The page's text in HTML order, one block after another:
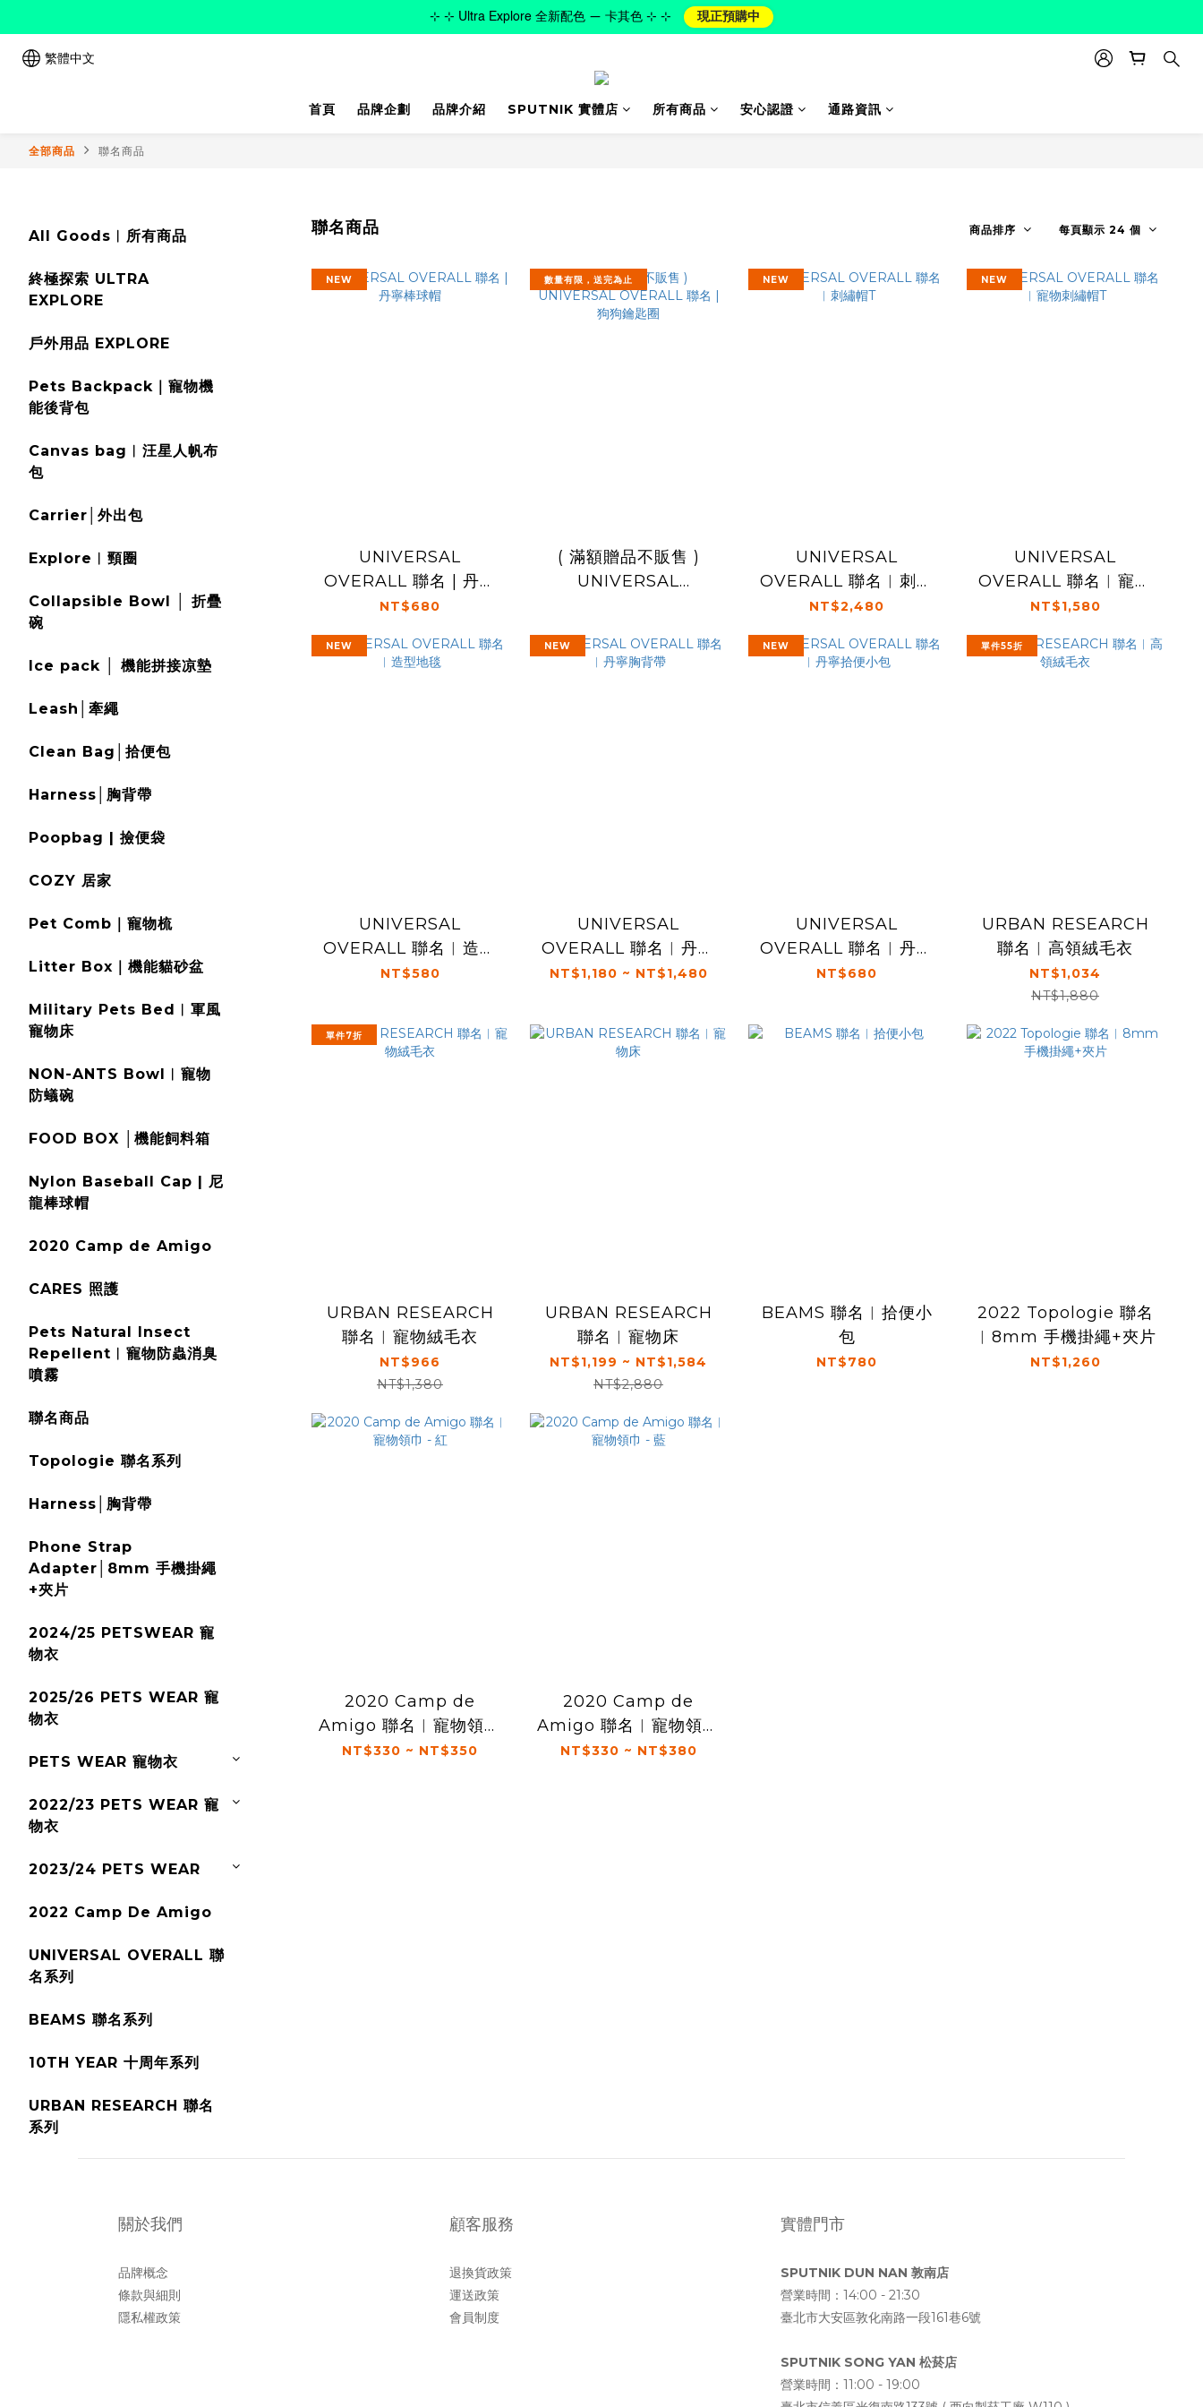
繁體中文
首頁 品牌企劃 品牌介紹 SPUTNIK 實體店 所有商品 安心認證 通路資訊
全部商品 聯名商品
All Goods︱所有商品
終極探索 ULTRA
EXPLORE
戶外用品 EXPLORE
Pets Backpack｜寵物機
能後背包
Canvas bag︱汪星人帆布
包
Carrier│外出包
Explore︱頸圈
Collapsible Bowl │ 折疊
碗
Ice pack │ 機能拼接凉墊
Leash│牽繩
Clean Bag│拾便包
Harness│胸背帶
Poopbag | 撿便袋
COZY 居家
Pet Comb｜寵物梳
Litter Box｜機能貓砂盆
Military Pets Bed︱軍風
寵物床
NON-ANTS Bowl︱寵物
防蟻碗
FOOD BOX │機能飼料箱
Nylon Baseball Cap | 尼
龍棒球帽
2020 Camp de Amigo
CARES 照護
Pets Natural Insect
Repellent︱寵物防蟲消臭
噴霧
聯名商品
Topologie 聯名系列
Harness│胸背帶
Phone Strap
Adapter│8mm 手機掛繩
+夾片
2024/25 PETSWEAR 寵
物衣
2025/26 PETS WEAR 寵
物衣
PETS WEAR 寵物衣
2022/23 PETS WEAR 寵
物衣
2023/24 PETS WEAR
2022 Camp De Amigo
UNIVERSAL OVERALL 聯
名系列
BEAMS 聯名系列
10TH YEAR 十周年系列
URBAN RESEARCH 聯名
系列
聯名商品 商品排序 每頁顯示 24 個
NEW
UNIVERSAL
OVERALL 聯名 | 丹寧
棒球帽
NT$680
數量有限，送完為止
( 滿額贈品不販售 )
UNIVERSAL
NEW
UNIVERSAL
OVERALL 聯名︱刺繡
帽T
NT$2,480
NEW
UNIVERSAL
OVERALL 聯名︱寵物
刺繡帽T
NT$1,580
NEW
UNIVERSAL
OVERALL 聯名︱造型
地毯
NT$580
NEW
UNIVERSAL
OVERALL 聯名︱丹寧
胸背帶
NT$1,180 ~ NT$1,480
NEW
UNIVERSAL
OVERALL 聯名︱丹寧
拾便小包
NT$680
單件55折
URBAN RESEARCH
聯名︱高領絨毛衣
NT$1,034
NT$1,880
單件7折
URBAN RESEARCH
聯名︱寵物絨毛衣
NT$966
NT$1,380
URBAN RESEARCH
聯名︱寵物床
NT$1,199 ~ NT$1,584
NT$2,880
BEAMS 聯名︱拾便小
包
NT$780
2022 Topologie 聯名
︱8mm 手機掛繩+夾片
NT$1,260
2020 Camp de
Amigo 聯名︱寵物領巾
- 紅
NT$330 ~ NT$350
2020 Camp de
Amigo 聯名︱寵物領巾
- 藍
NT$330 ~ NT$380
關於我們
品牌概念
條款與細則
隱私權政策
顧客服務
退換貨政策
運送政策
會員制度
實體門市
SPUTNIK DUN NAN 敦南店
營業時間：14:00 - 21:30
臺北市大安區敦化南路一段161巷6號
SPUTNIK SONG YAN 松菸店
營業時間：11:00 - 19:00
⊹ ⊹ Ultra Explore 全新配色 — 卡其色 ⊹ ⊹ 現正預購中